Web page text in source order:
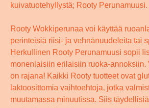
kuivatuotehyllystä; Rooty Perunamuusi.
Rooty Wokkiperunaa voi käyttää
perinteisiä riisi- ja vehnänuudeleita tai
Herkullinen Rooty Perunamuusi sopii
monenlaisiin erilaisiin ruoka-annoksiin.
on rajana! Kaikki Rooty tuotteet ovat
laktoosittomia vaihtoehtoja, jotka
muutamassa minuutissa. Siis